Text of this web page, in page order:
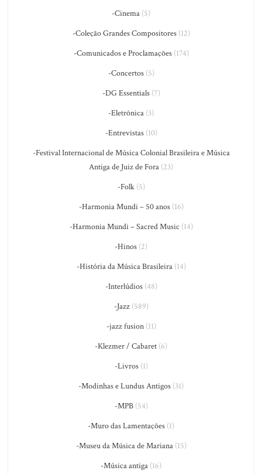
-Cinema (5)
-Coleção Grandes Compositores(12)
-Comunicados e Proclamações(174)
-Concertos(5)
-DG Essentials(7)
-Eletrônica (3)
-Entrevistas(10)
-Festival Internacional de Música Colonial Brasileira e Música
Antiga de Juiz de Fora (23)
-Folk(5)
-Harmonia Mundi – 50 anos(16)
-Harmonia Mundi – Sacred Music (14)
-Hinos (2)
-História da Música Brasileira(14)
-Interlúdios(48)
-Jazz(589)
-jazz fusion(11)
-Klezmer / Cabaret (6)
-Livros(1)
-Modinhas e Lundus Antigos (31)
-MPB(54)
-Muro das Lamentações (1)
-Museu da Música de Mariana(15)
-Música antiga (16)